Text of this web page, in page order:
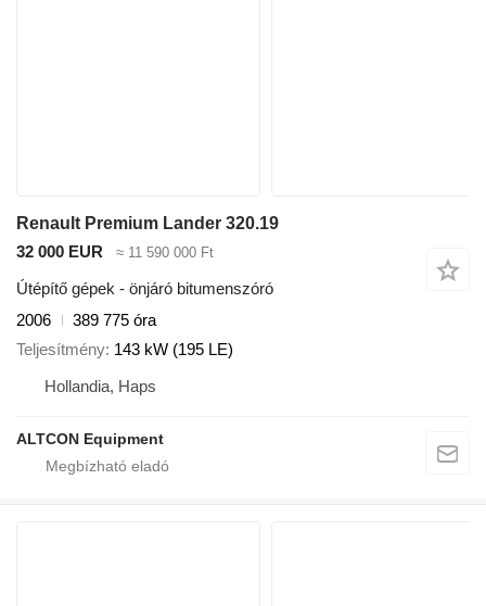
Renault Premium Lander 320.19
32 000 EUR
≈ 11 590 000 Ft
Útépítő gépek - önjáró bitumenszóró
2006
389 775 óra
Teljesítmény 143 kW (195 LE)
Hollandia, Haps
ALTCON Equipment